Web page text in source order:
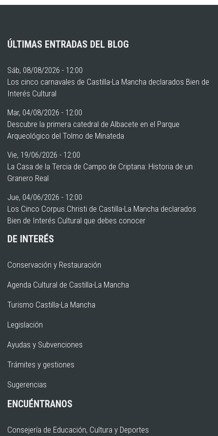
ÚLTIMAS ENTRADAS DEL BLOG
Sáb, 08/08/2026 - 12:00
Los cinco carnavales de Castilla-La Mancha declarados Bien de
Interés Cultural
Mar, 04/08/2026 - 12:00
Descubre la primera catedral de Albacete en el Parque
Arqueológico del Tolmo de Minateda
Vie, 19/06/2026 - 12:00
La Casa de la Tercia de Campo de Criptana: Historia de un
Granero Real
Jue, 04/06/2026 - 12:00
Los Cinco Corpus Christi de Castilla-La Mancha declarados
Bien de Interés Cultural que debes conocer
DE INTERÉS
Conservación y Restauración
Agenda Cultural de Castilla-La Mancha
Turismo Castilla-La Mancha
Legislación
Ayudas y Subvenciones
Trámites y gestiones
Sugerencias
ENCUÉNTRANOS
Consejería de Educación, Cultura y Deportes